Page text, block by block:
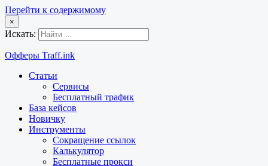
Перейти к содержимому
×
Искать:
Офферы Traff.ink
Статьи
Сервисы
Бесплатный трафик
База кейсов
Новичку
Инструменты
Сокращение ссылок
Калькулятор
Бесплатные прокси